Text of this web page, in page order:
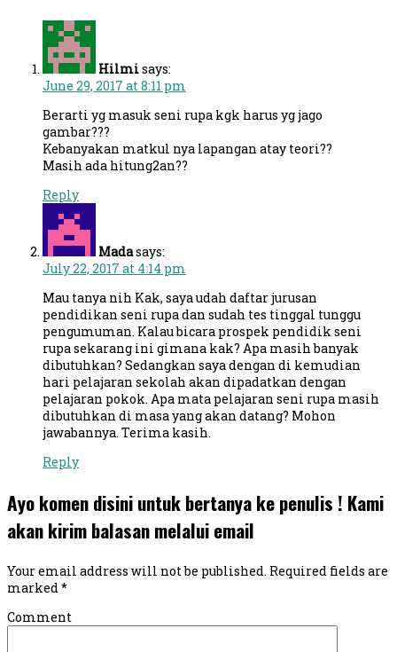
Hilmisays:
June 29, 2017 at 8:11 pm
Berarti yg masuk seni rupa kgk harus yg jago
gambar???
Kebanyakan matkul nya lapangan atay teori??
Masih ada hitung2an??
Reply
Madasays:
July 22, 2017 at 4:14 pm
Mau tanya nih Kak, saya udah daftar jurusan
pendidikan seni rupa dan sudah tes tinggal tunggu
pengumuman. Kalau bicara prospek pendidik seni
rupa sekarang ini gimana kak? Apa masih banyak
dibutuhkan? Sedangkan saya dengan di kemudian
hari pelajaran sekolah akan dipadatkan dengan
pelajaran pokok. Apa mata pelajaran seni rupa masih
dibutuhkan di masa yang akan datang? Mohon
jawabannya. Terima kasih.
Reply
Ayo komen disini untuk bertanya ke penulis ! Kami
akan kirim balasan melalui email
Your email address will not be published. Required fields are
marked *
Comment